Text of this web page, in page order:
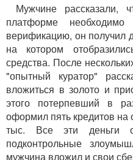
Мужчине рассказали,
платформе
верификацию, он получил
на котором
средства. После
"опытный куратор"
вложиться в золото и
этого потерпевший в
оформил пять кредитов
тыс. Все эти деньги
подконтрольные
мужчина вложил и свои